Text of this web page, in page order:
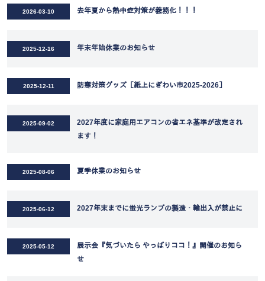
2026-03-10 去年夏から熱中症対策が義務化！！！
2025-12-16 年末年始休業のお知らせ
2025-12-11 防寒対策グッズ［紙上にぎわい市2025-2026］
2025-09-02
2027年度に家庭用エアコンの省エネ基準が改定され
ます！
2025-08-06 夏季休業のお知らせ
2025-06-12 2027年末までに蛍光ランプの製造・輸出入が禁止に
2025-05-12
展示会『気づいたら やっぱりココ！』開催のお知ら
せ